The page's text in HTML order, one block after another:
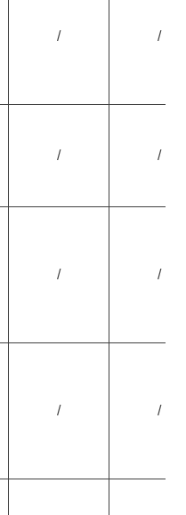
/ /
/ /
/ /
/ /